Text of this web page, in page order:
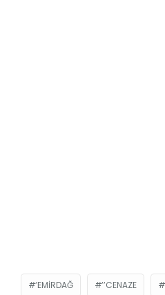
‘EMIRDAĞ ’’CENAZE